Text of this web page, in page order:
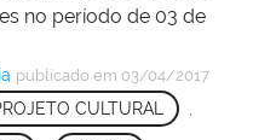
no período de 03 de
publicado em 03/04/2017
CULTURAL